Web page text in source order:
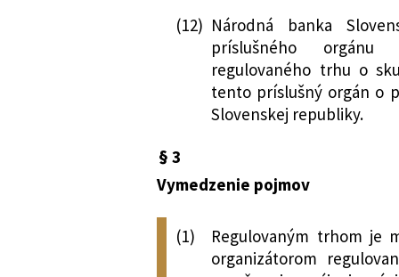
niektoré zákony
309/2023 Z. z.
Zákon o
družstiev a o
105/2024 Z. z.
Zákon, ktorým
o účtovníctve v
107/2024 Z. z.
o cenných
cenných
ktorým sa
(12) Národná banka
príslušného orgánu
regulovaného trhu o
tento príslušný orgán o
Slovenskej republiky.
§ 3
Vymedzenie pojmov
(1)
Regulovaným trhom je
organizátorom